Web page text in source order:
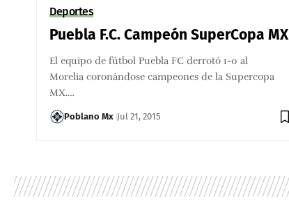
Deportes
Puebla F.C. Campeón SuperCopa MX
El equipo de fútbol Puebla FC derrotó 1-0 al
Morelia coronándose campeones de la Supercopa
MX.…
Poblano Mx Jul 21, 2015